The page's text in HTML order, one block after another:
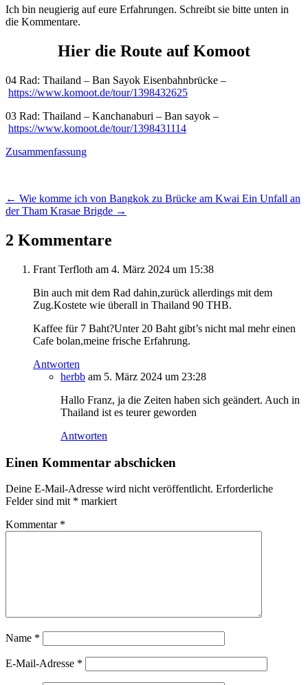
Ich bin neugierig auf eure Erfahrungen. Schreibt sie bitte unten in
die Kommentare.
Hier die Route auf Komoot
04 Rad: Thailand – Ban Sayok Eisenbahnbrücke –
https://www.komoot.de/tour/1398432625
03 Rad: Thailand – Kanchanaburi – Ban sayok –
https://www.komoot.de/tour/1398431114
Zusammenfassung
← Wie komme ich von Bangkok zu Brücke am Kwai Ein Unfall an
der Tham Krasae Brigde →
2 Kommentare
Frant Terfloth am 4. März 2024 um 15:38
Bin auch mit dem Rad dahin,zurück allerdings mit dem
Zug.Kostete wie überall in Thailand 90 THB.
Kaffee für 7 Baht?Unter 20 Baht gibt’s nicht mal mehr einen
Cafe bolan,meine frische Erfahrung.
Antworten
herbb am 5. März 2024 um 23:28
Hallo Franz, ja die Zeiten haben sich geändert. Auch in
Thailand ist es teurer geworden
Antworten
Einen Kommentar abschicken
Deine E-Mail-Adresse wird nicht veröffentlicht. Erforderliche
Felder sind mit * markiert
Kommentar *
Name *
E-Mail-Adresse *